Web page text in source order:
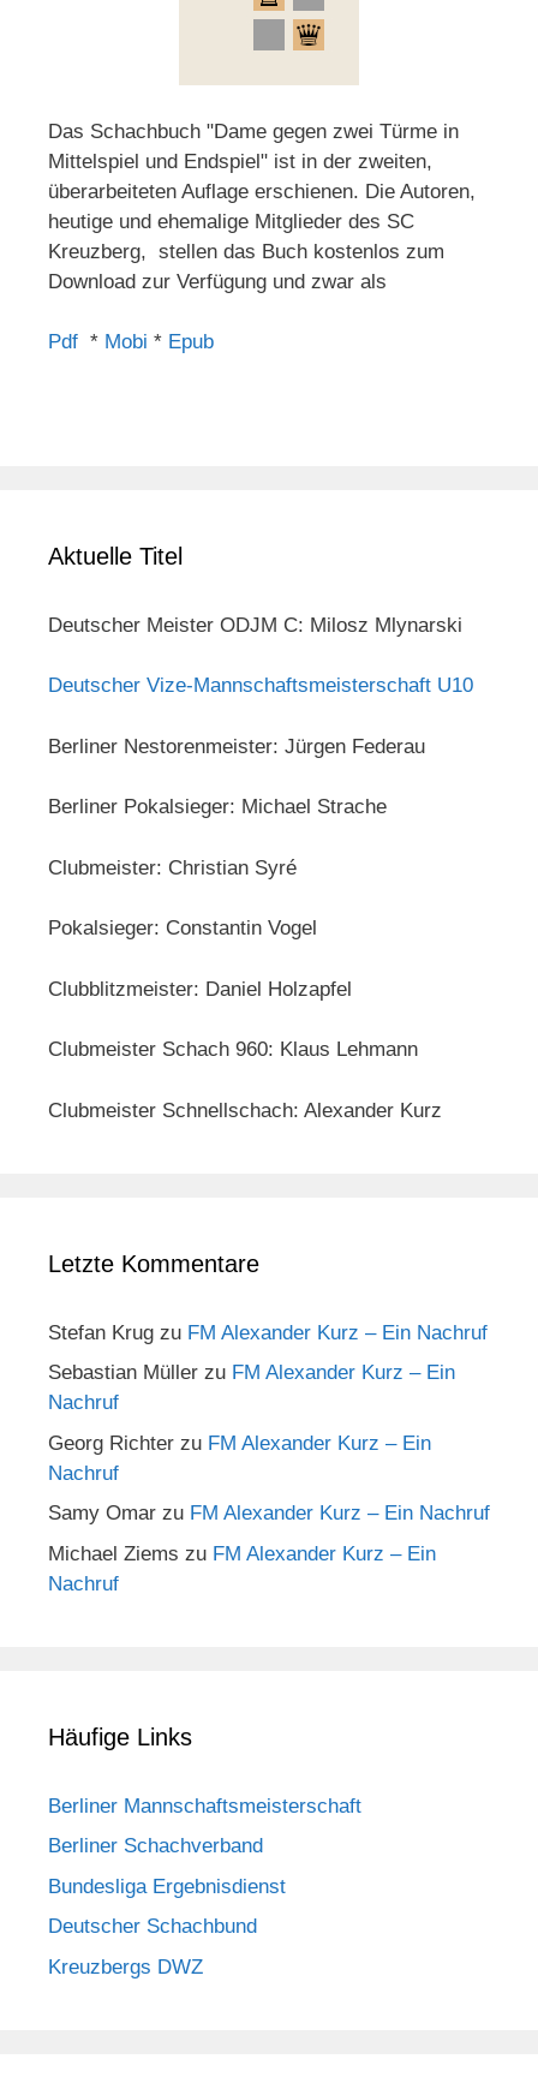
Das Schachbuch "Dame gegen zwei Türme in
Mittelspiel und Endspiel" ist in der zweiten,
überarbeiteten Auflage erschienen. Die Autoren,
heutige und ehemalige Mitglieder des SC
Kreuzberg, stellen das Buch kostenlos zum
Download zur Verfügung und zwar als
Pdf * Mobi * Epub
Aktuelle Titel
Deutscher Meister ODJM C: Milosz Mlynarski
Deutscher Vize-Mannschaftsmeisterschaft U10
Berliner Nestorenmeister: Jürgen Federau
Berliner Pokalsieger: Michael Strache
Clubmeister: Christian Syré
Pokalsieger: Constantin Vogel
Clubblitzmeister: Daniel Holzapfel
Clubmeister Schach 960: Klaus Lehmann
Clubmeister Schnellschach: Alexander Kurz
Letzte Kommentare
Stefan Krug zu FM Alexander Kurz – Ein Nachruf
Sebastian Müller zu FM Alexander Kurz – Ein
Nachruf
Georg Richter zu FM Alexander Kurz – Ein
Nachruf
Samy Omar zu FM Alexander Kurz – Ein Nachruf
Michael Ziems zu FM Alexander Kurz – Ein
Nachruf
Häufige Links
Berliner Mannschaftsmeisterschaft
Berliner Schachverband
Bundesliga Ergebnisdienst
Deutscher Schachbund
Kreuzbergs DWZ